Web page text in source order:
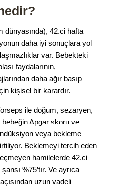
dünyasında), 42.ci hafta
daha iyi sonuçlara yol
var. Bebekteki
faydalarının,
daha ağır basıp
kişisel bir karardır.
ile doğum, sezaryen,
Apgar skoru ve
veya bekleme
Beklemeyi tercih eden
hamilelerde 42.ci
%75’tır. Ve ayrıca
uzun vadeli